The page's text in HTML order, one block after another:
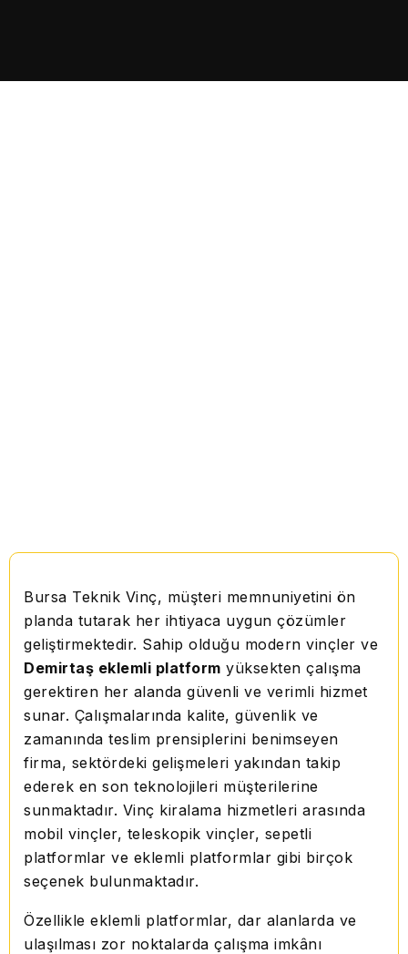
Bursa Teknik Vinç, müşteri memnuniyetini ön
planda tutarak her ihtiyaca uygun çözümler
geliştirmektedir. Sahip olduğu modern vinçler ve
Demirtaş eklemli platform yüksekten çalışma
gerektiren her alanda güvenli ve verimli hizmet
sunar. Çalışmalarında kalite, güvenlik ve
zamanında teslim prensiplerini benimseyen
firma, sektördeki gelişmeleri yakından takip
ederek en son teknolojileri müşterilerine
sunmaktadır. Vinç kiralama hizmetleri arasında
mobil vinçler, teleskopik vinçler, sepetli
platformlar ve eklemli platformlar gibi birçok
seçenek bulunmaktadır.
Özellikle eklemli platformlar, dar alanlarda ve
ulaşılması zor noktalarda çalışma imkânı